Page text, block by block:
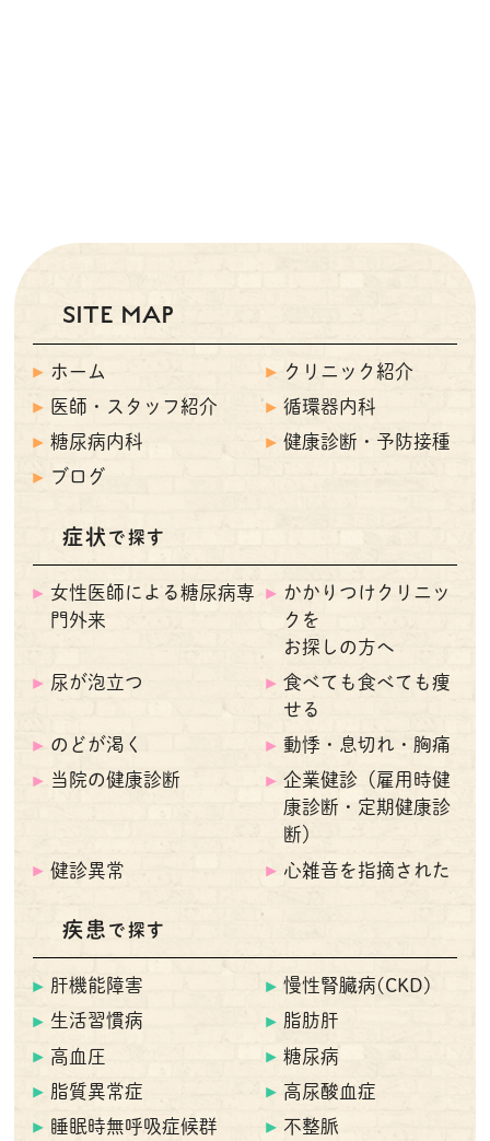
SITE MAP
ホーム
クリニック紹介
医師・スタッフ紹介
循環器内科
糖尿病内科
健康診断・予防接種
ブログ
症状 で探す
女性医師による糖尿病専
門外来
かかりつけクリニッ
クを
お探しの方へ
尿が泡立つ
食べても食べても痩
せる
のどが渇く
動悸・息切れ・胸痛
当院の健康診断
企業健診（雇用時健
康診断・定期健康診
断）
健診異常
心雑音を指摘された
疾患 で探す
肝機能障害
慢性腎臓病(CKD)
生活習慣病
脂肪肝
高血圧
糖尿病
脂質異常症
高尿酸血症
睡眠時無呼吸症候群
不整脈